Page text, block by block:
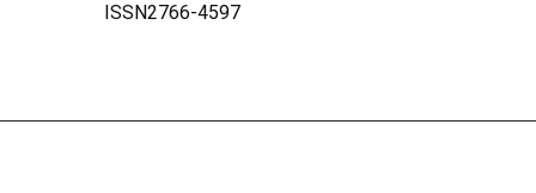
ISSN2766-4597